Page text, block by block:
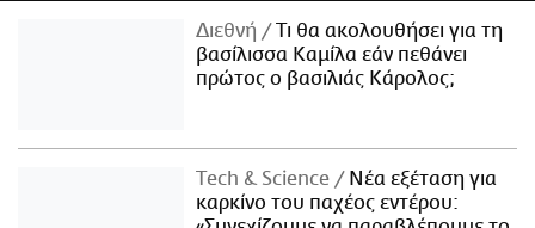
Διεθνή
Τι θα ακολουθήσει για τη
βασίλισσα Καμίλα εάν πεθάνει
πρώτος ο βασιλιάς Κάρολος;
Τech & Science
Νέα εξέταση για
καρκίνο του παχέος εντέρου: